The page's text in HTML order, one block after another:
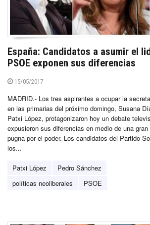
España: Candidatos a asumir el
PSOE exponen sus diferencias
15/05/2017
MADRID.- Los tres aspirantes a ocupar la
en las primarias del próximo domingo, Susana
Patxi López, protagonizaron hoy un debate
expusieron sus diferencias en medio de una
pugna por el poder. Los candidatos del Partido
los...
Patxi López
Pedro Sánchez
políticas neoliberales
PSOE